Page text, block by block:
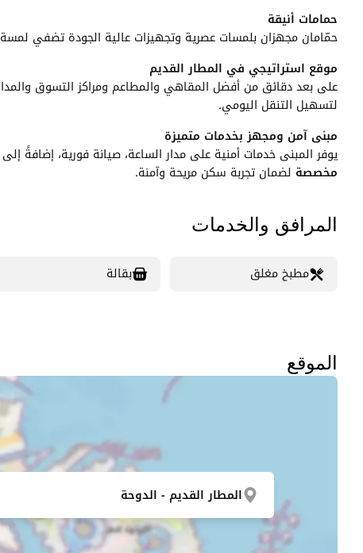
حمامات أنيقة
حمّامان مجهزان بلمسات عصرية وتجهيزات عالية الجودة تضفي
موقع استراتيجي في المطار القديم
على بعد دقائق من أفضل المقاهي والمطاعم ومراكز التسوق
لتسهيل التنقل اليومي.
مبنى آمن ومجهز بخدمات متميزة
يوفر المبنى خدمات أمنية على مدار الساعة، صيانة فورية، إضافةً
مخصصة لضمان تجربة سكن مريحة وآمنة.
المرافق والخدمات
مطبخ مغلق بقالة
الموقع
المطار القديم - الدوحة